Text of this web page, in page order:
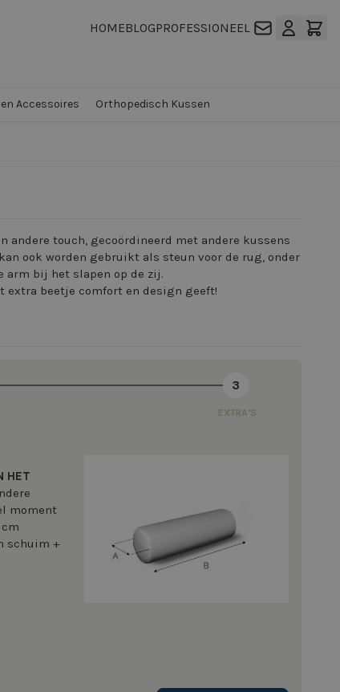
HOMEBLOGPROFESSIONEEL
Accessoires Orthopedisch Kussen
andere touch, gecoördineerd met andere kussens
ook worden gebruikt als steun voor de rug, onder
arm bij het slapen op de zij.
extra beetje comfort en design geeft!
3
EXTRA'S
HET
moment
schuim +